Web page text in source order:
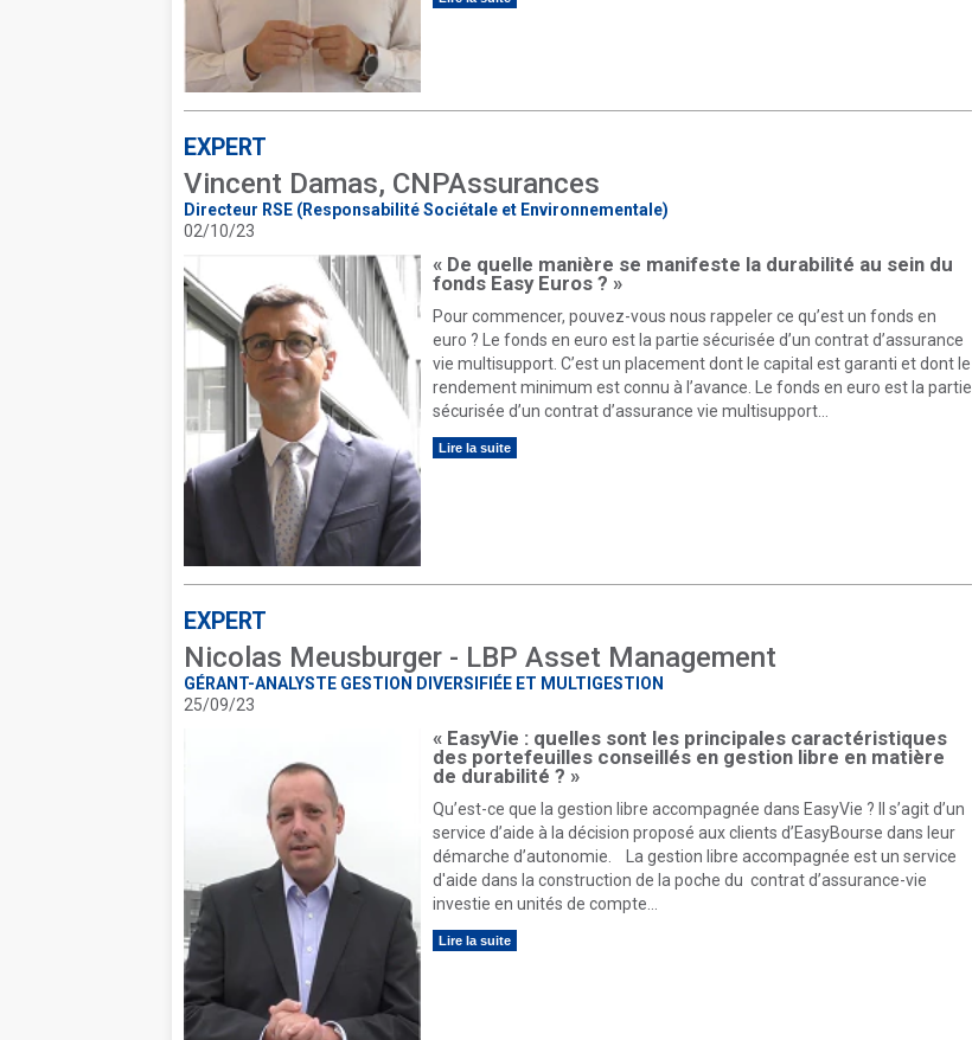
EXPERT
Vincent Damas, CNPAssurances
Directeur RSE (Responsabilité Sociétale et Environnementale)
02/10/23
« De quelle manière se manifeste la durabilité au sein du
fonds Easy Euros ? »
Pour commencer, pouvez-vous nous rappeler ce qu’est un fonds en
euro ? Le fonds en euro est la partie sécurisée d’un contrat d’assurance
vie multisupport. C’est un placement dont le capital est garanti et dont le
rendement minimum est connu à l’avance. Le fonds en euro est la partie
sécurisée d’un contrat d’assurance vie multisupport...
Lire la suite
EXPERT
Nicolas Meusburger - LBP Asset Management
GÉRANT-ANALYSTE GESTION DIVERSIFIÉE ET MULTIGESTION
25/09/23
« EasyVie : quelles sont les principales caractéristiques
des portefeuilles conseillés en gestion libre en matière
de durabilité ? »
Qu’est-ce que la gestion libre accompagnée dans EasyVie ? Il s’agit d’un
service d’aide à la décision proposé aux clients d’EasyBourse dans leur
démarche d’autonomie. La gestion libre accompagnée est un service
d'aide dans la construction de la poche du contrat d’assurance-vie
investie en unités de compte...
Lire la suite